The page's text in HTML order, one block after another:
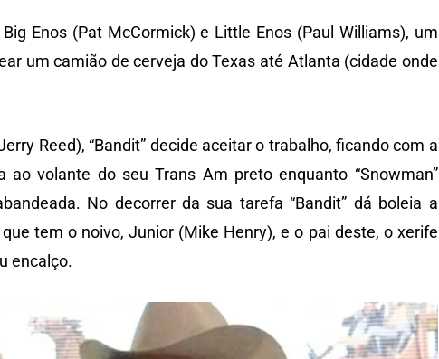
Enos (Pat McCormick) e Little Enos (Paul Williams), um
um camião de cerveja do Texas até Atlanta (cidade onde
Reed), “Bandit” decide aceitar o trabalho, ficando com a
volante do seu Trans Am preto enquanto “Snowman”
No decorrer da sua tarefa “Bandit” dá boleia a
tem o noivo, Junior (Mike Henry), e o pai deste, o xerife
encalço.